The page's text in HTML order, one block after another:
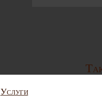
Услуги